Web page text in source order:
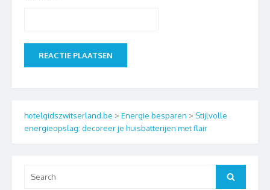
hotelgidszwitserland.be > Energie besparen > Stijlvolle
energieopslag: decoreer je huisbatterijen met flair
for:
Search